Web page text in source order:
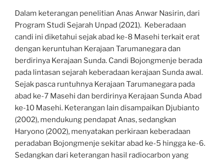
Dalam keterangan penelitian Anas Anwar Nasirin, dari
Program Studi Sejarah Unpad (2021). Keberadaan
candi ini diketahui sejak abad ke-8 Masehi terkait erat
dengan keruntuhan Kerajaan Tarumanegara dan
berdirinya Kerajaan Sunda. Candi Bojongmenje berada
pada lintasan sejarah keberadaan kerajaan Sunda awal.
Sejak pasca runtuhnya Kerajaan Tarumanegara pada
abad ke-7 Masehi dan berdirinya Kerajaan Sunda Abad
ke-10 Masehi. Keterangan lain disampaikan Djubianto
(2002), mendukung pendapat Anas, sedangkan
Haryono (2002), menyatakan perkiraan keberadaan
peradaban Bojongmenje sekitar abad ke-5 hingga ke-6.
Sedangkan dari keterangan hasil radiocarbon yang